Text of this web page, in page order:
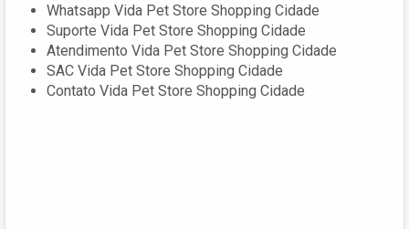
Whatsapp Vida Pet Store Shopping Cidade
Suporte Vida Pet Store Shopping Cidade
Atendimento Vida Pet Store Shopping Cidade
SAC Vida Pet Store Shopping Cidade
Contato Vida Pet Store Shopping Cidade